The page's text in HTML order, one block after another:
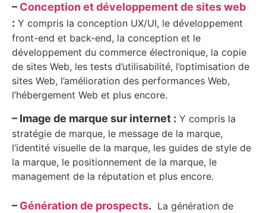
– Conception et développement de sites web
: Y compris la conception UX/UI, le développement
front-end et back-end, la conception et le
développement du commerce électronique, la copie
de sites Web, les tests d’utilisabilité, l’optimisation de
sites Web, l’amélioration des performances Web,
l’hébergement Web et plus encore.
– Image de marque sur internet : Y compris la
stratégie de marque, le message de la marque,
l’identité visuelle de la marque, les guides de style de
la marque, le positionnement de la marque, le
management de la réputation et plus encore.
– Génération de prospects. La génération de